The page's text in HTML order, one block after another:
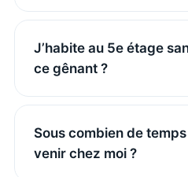
J’habite au 5e étage
ce gênant ?
Sous combien de
venir chez moi ?